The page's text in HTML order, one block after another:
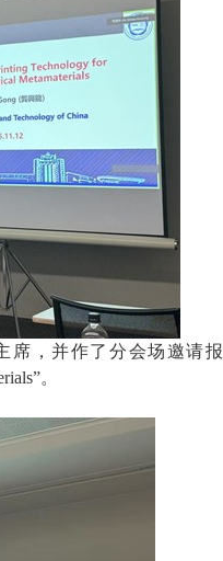
席，并作了分会场邀请报
”。